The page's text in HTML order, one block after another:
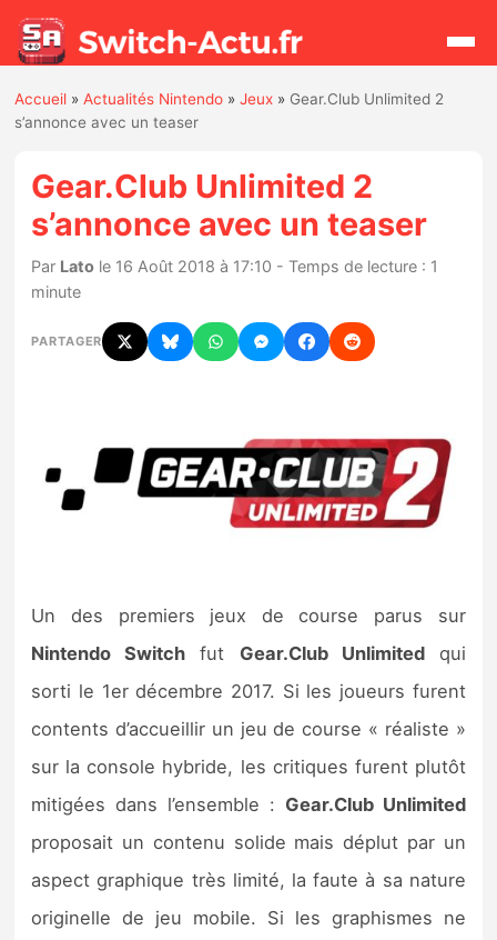
Actualités
Jeux
Hardware
Rumeurs
Tests et previews
Tests de jeux
Tests d’accessoires
Autres tests
Previews
Précommandes
Accueil »Actualités Nintendo »Jeux » Gear.Club Unlimited 2
s’annonce avec un teaser
Gear.Club Unlimited 2
s’annonce avec un teaser
Par Lato le 16 Août 2018 à 17:10 - Temps de lecture : 1
minute
PARTAGER
Un des premiers jeux de course parus sur
Nintendo Switch fut Gear.Club Unlimitedqui
sorti le 1er décembre 2017. Si les joueurs furent
contents d’accueillir un jeu de course « réaliste »
sur la console hybride, les critiques furent plutôt
mitigées dans l’ensemble : Gear.Club Unlimited
proposait un contenu solide mais déplut par un
aspect graphique très limité, la faute à sa nature
originelle de jeu mobile. Si les graphismes ne